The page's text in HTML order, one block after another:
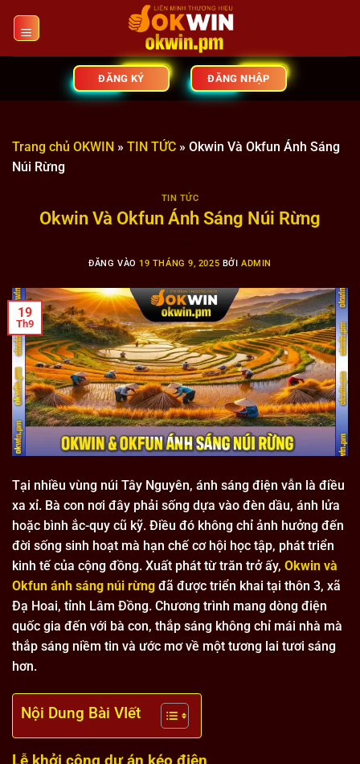
ĐĂNG KÝ ĐĂNG NHẬP
Trang chủ OKWIN » TIN TỨC » Okwin Và Okfun Ánh Sáng
Núi Rừng
TIN TỨC
Okwin Và Okfun Ánh Sáng Núi Rừng
ĐĂNG VÀO 19 THÁNG 9, 2025 BỞI ADMIN
19
Th9
Tại nhiều vùng núi Tây Nguyên, ánh sáng điện vẫn là điều
xa xỉ. Bà con nơi đây phải sống dựa vào đèn dầu, ánh lửa
hoặc bình ắc-quy cũ kỹ. Điều đó không chỉ ảnh hưởng đến
đời sống sinh hoạt mà hạn chế cơ hội học tập, phát triển
kinh tế của cộng đồng. Xuất phát từ trăn trở ấy, Okwin và
Okfun ánh sáng núi rừng đã được triển khai tại thôn 3, xã
Đạ Hoai, tỉnh Lâm Đồng. Chương trình mang dòng điện
quốc gia đến với bà con, thắp sáng không chỉ mái nhà mà
thắp sáng niềm tin và ước mơ về một tương lai tươi sáng
hơn.
Nội Dung Bài VIết